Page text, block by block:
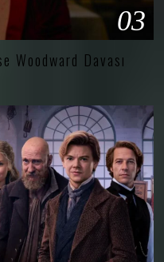
03
Woodward Davası